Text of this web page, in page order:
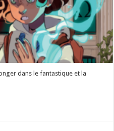
dans le fantastique et la